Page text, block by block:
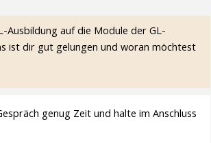
Ausbildung auf die Module der GL-
ist dir gut gelungen und woran möchtest
genug Zeit und halte im Anschluss